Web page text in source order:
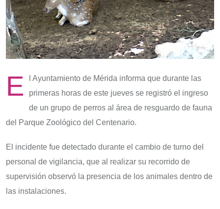
E
l Ayuntamiento de Mérida informa que durante las
primeras horas de este jueves se registró el ingreso
de un grupo de perros al área de resguardo de fauna
del Parque Zoológico del Centenario.
El incidente fue detectado durante el cambio de turno del
personal de vigilancia, que al realizar su recorrido de
supervisión observó la presencia de los animales dentro de
las instalaciones.